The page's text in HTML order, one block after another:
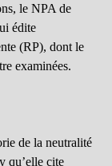
le NPA de
édite
(RP), dont le
examinées.
de la neutralité
qu’elle cite